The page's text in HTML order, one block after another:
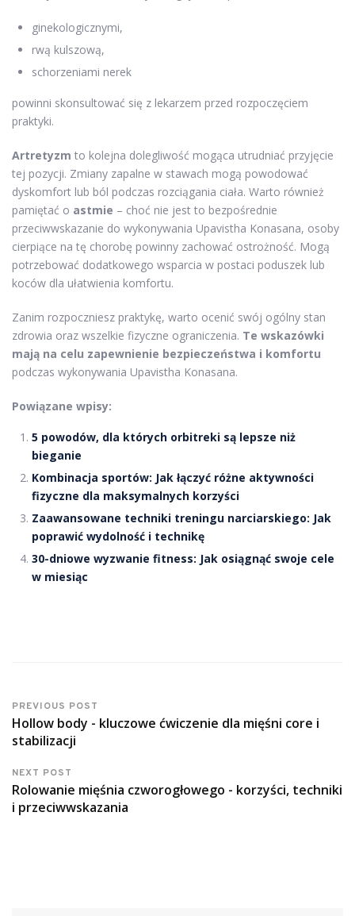
ginekologicznymi,
rwą kulszową,
schorzeniami nerek
powinni skonsultować się z lekarzem przed rozpoczęciem
praktyki.
Artretyzm to kolejna dolegliwość mogąca utrudniać przyjęcie
tej pozycji. Zmiany zapalne w stawach mogą powodować
dyskomfort lub ból podczas rozciągania ciała. Warto również
pamiętać o astmie – choć nie jest to bezpośrednie
przeciwwskazanie do wykonywania Upavistha Konasana, osoby
cierpiące na tę chorobę powinny zachować ostrożność. Mogą
potrzebować dodatkowego wsparcia w postaci poduszek lub
koców dla ułatwienia komfortu.
Zanim rozpoczniesz praktykę, warto ocenić swój ogólny stan
zdrowia oraz wszelkie fizyczne ograniczenia. Te wskazówki
mają na celu zapewnienie bezpieczeństwa i komfortu
podczas wykonywania Upavistha Konasana.
Powiązane wpisy:
5 powodów, dla których orbitreki są lepsze niż
bieganie
Kombinacja sportów: Jak łączyć różne aktywności
fizyczne dla maksymalnych korzyści
Zaawansowane techniki treningu narciarskiego: Jak
poprawić wydolność i technikę
30-dniowe wyzwanie fitness: Jak osiągnąć swoje cele
w miesiąc
PREVIOUS POST
Hollow body - kluczowe ćwiczenie dla mięśni core i
stabilizacji
NEXT POST
Rolowanie mięśnia czworogłowego - korzyści, techniki
i przeciwwskazania